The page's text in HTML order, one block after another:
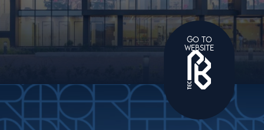
GO TO
WEBSITE